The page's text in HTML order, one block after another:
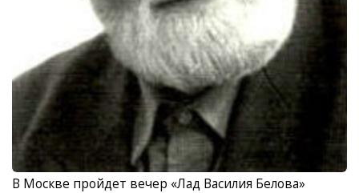
В Москве пройдет вечер «Лад Василия Белова»